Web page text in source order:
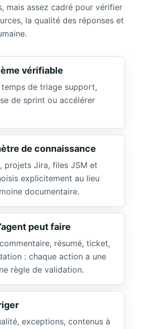
mais assez cadré pour vérifier
la qualité des réponses et
vérifiable
de triage support,
de sprint ou accélérer
de connaissance
projets Jira, files JSM et
explicitement au lieu
documentaire.
peut faire
résumé, ticket,
: chaque action a une
règle de validation.
exceptions, contenus à